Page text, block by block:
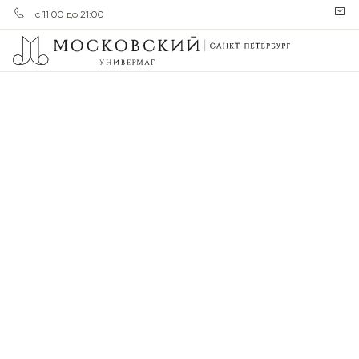
с 11:00 до 21:00